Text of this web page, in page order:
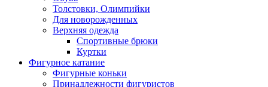
Толстовки, Олимпийки
Для новорожденных
Верхняя одежда
Спортивные брюки
Куртки
Фигурное катание
Фигурные коньки
Принадлежности фигуристов